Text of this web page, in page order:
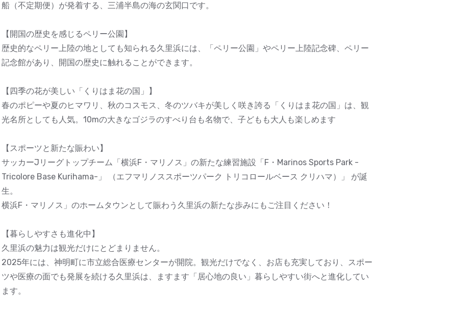
船（不定期便）が発着する、三浦半島の海の玄関口です。
【開国の歴史を感じるペリー公園】
歴史的なペリー上陸の地としても知られる久里浜には、「ペリー公園」やペリー上陸記念碑、ペリー
記念館があり、開国の歴史に触れることができます。
【四季の花が美しい「くりはま花の国」】
春のポピーや夏のヒマワリ、秋のコスモス、冬のツバキが美しく咲き誇る「くりはま花の国」は、観
光名所としても人気。10mの大きなゴジラのすべり台も名物で、子どもも大人も楽しめます
【スポーツと新たな賑わい】
サッカーJリーグトップチーム「横浜F・マリノス」の新たな練習施設「F・Marinos Sports Park -
Tricolore Base Kurihama-」 （エフマリノススポーツパーク トリコロールベース クリハマ）」 が誕
生。
横浜F・マリノス」のホームタウンとして賑わう久里浜の新たな歩みにもご注目ください！
【暮らしやすさも進化中】
久里浜の魅力は観光だけにとどまりません。
2025年には、神明町に市立総合医療センターが開院。観光だけでなく、お店も充実しており、スポー
ツや医療の面でも発展を続ける久里浜は、ますます「居心地の良い」暮らしやすい街へと進化してい
ます。